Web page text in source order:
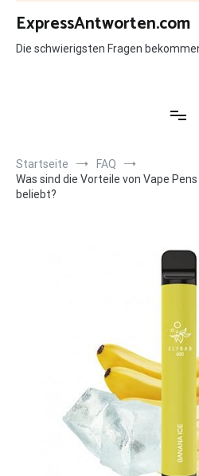
Zum
Inhalt
springen
ExpressAntworten.com
Die schwierigsten Fragen
Startseite
FAQ
Was sind die Vorteile von Vape
beliebt?